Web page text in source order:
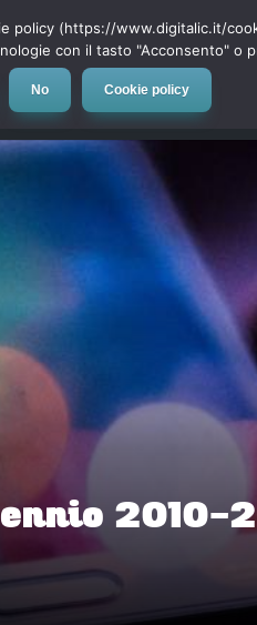
App Automotive Tech-News
2010-
policy (https://www.digitalic.it/
con il tasto "Acconsento" o
No Cookie policy